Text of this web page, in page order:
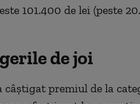
101.400 de lei (peste
de joi
câștigat premiul de la